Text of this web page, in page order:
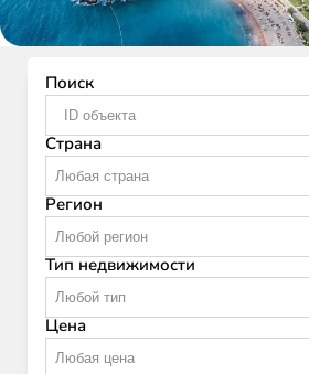
Поиск
Страна
Любая страна
Регион
Любой регион
Тип недвижимости
Любой тип
Цена
Любая цена